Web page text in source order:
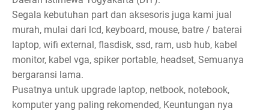
Segala kebutuhan part dan aksesoris juga kami jual
murah, mulai dari lcd, keyboard, mouse, batre / baterai
laptop, wifi external, flasdisk, ssd, ram, usb hub, kabel
monitor, kabel vga, spiker portable, headset, Semuanya
bergaransi lama.
Pusatnya untuk upgrade laptop, netbook, notebook,
komputer yang paling rekomended, Keuntungan nya